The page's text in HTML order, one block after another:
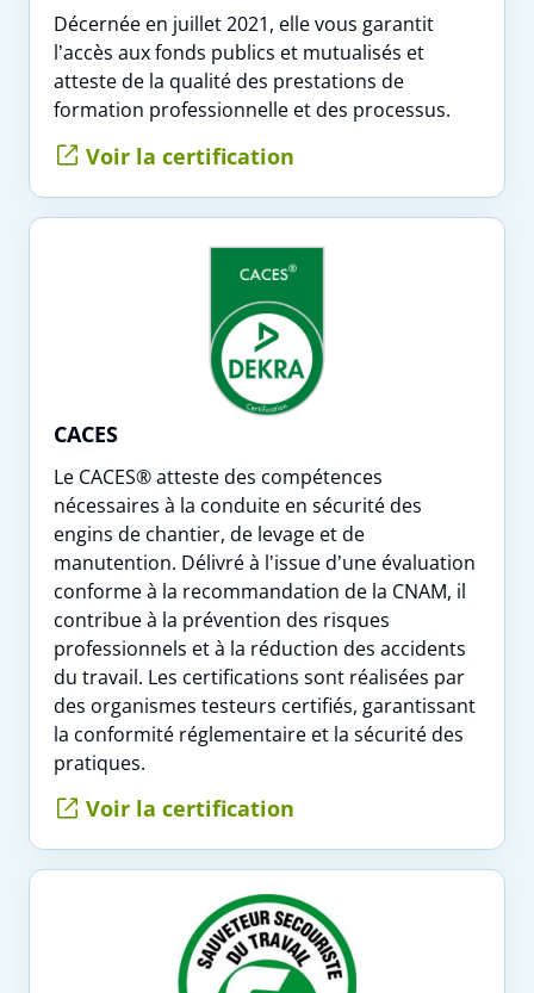
Décernée en juillet 2021, elle vous garantit
l’accès aux fonds publics et mutualisés et
atteste de la qualité des prestations de
formation professionnelle et des processus.
Voir la certification
CACES
Le CACES® atteste des compétences
nécessaires à la conduite en sécurité des
engins de chantier, de levage et de
manutention. Délivré à l’issue d’une évaluation
conforme à la recommandation de la CNAM, il
contribue à la prévention des risques
professionnels et à la réduction des accidents
du travail. Les certifications sont réalisées par
des organismes testeurs certifiés, garantissant
la conformité réglementaire et la sécurité des
pratiques.
Voir la certification
Adresse e-mail
Numéro de téléphone
Réserver
Interformat utilise vos données pour répondre à votre demande
et, avec votre accord, vous adresser ses offres. Pour en savoir
plus, consultez notre politique de confidentialité.